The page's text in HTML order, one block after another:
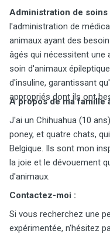
Administration de soins
l'administration de
animaux ayant des
âgés qui nécessitent une
soin d'animaux
d'insuline, garantissant
appropriés dont ils ont
À propos de ma famille
J'ai un Chihuahua (10
poney, et quatre chats,
Belgique. Ils sont mon
la joie et le dévouement
d'animaux.
Contactez-moi :
Si vous recherchez une
expérimentée, n'hésitez